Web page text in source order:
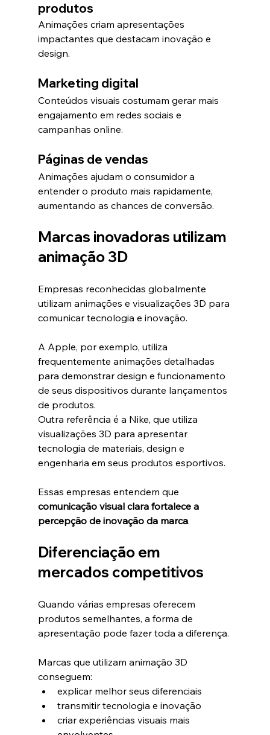
produtos
Animações criam apresentações
impactantes que destacam inovação e
design.
Marketing digital
Conteúdos visuais costumam gerar mais
engajamento em redes sociais e
campanhas online.
Páginas de vendas
Animações ajudam o consumidor a
entender o produto mais rapidamente,
aumentando as chances de conversão.
Marcas inovadoras utilizam
animação 3D
Empresas reconhecidas globalmente
utilizam animações e visualizações 3D para
comunicar tecnologia e inovação.
A Apple, por exemplo, utiliza
frequentemente animações detalhadas
para demonstrar design e funcionamento
de seus dispositivos durante lançamentos
de produtos.
Outra referência é a Nike, que utiliza
visualizações 3D para apresentar
tecnologia de materiais, design e
engenharia em seus produtos esportivos.
Essas empresas entendem que
comunicação visual clara fortalece a
percepção de inovação da marca.
Diferenciação em
mercados competitivos
Quando várias empresas oferecem
produtos semelhantes, a forma de
apresentação pode fazer toda a diferença.
Marcas que utilizam animação 3D
conseguem:
explicar melhor seus diferenciais
transmitir tecnologia e inovação
criar experiências visuais mais